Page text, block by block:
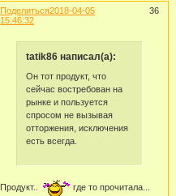
Поделиться 36
2018-04-05
15:46:32
tatik86 написал(а):
Он тот продукт, что
сейчас востребован на
рынке и пользуется
спросом не вызывая
отторжения, исключения
есть всегда.
Продукт..
где то прочитала...